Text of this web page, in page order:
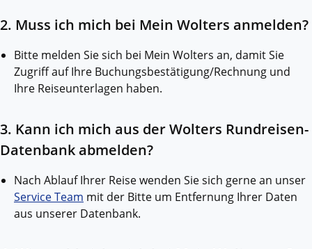
2. Muss ich mich bei Mein Wolters anmelden?
Bitte melden Sie sich bei Mein Wolters an, damit Sie
Zugriff auf Ihre Buchungsbestätigung/Rechnung und
Ihre Reiseunterlagen haben.
3. Kann ich mich aus der Wolters Rundreisen-
Datenbank abmelden?
Nach Ablauf Ihrer Reise wenden Sie sich gerne an unser
Service Team mit der Bitte um Entfernung Ihrer Daten
aus unserer Datenbank.